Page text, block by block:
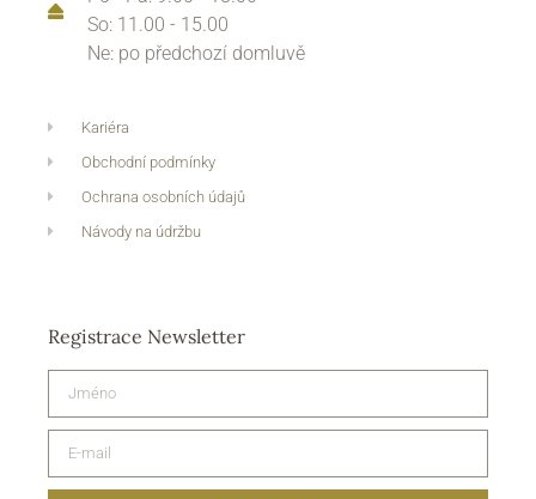
So: 11.00 - 15.00
Ne: po předchozí domluvě
Kariéra
Obchodní podmínky
Ochrana osobních údajů
Návody na údržbu
Registrace Newsletter